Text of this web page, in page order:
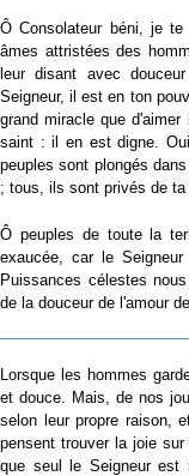
Ô Consolateur béni, je
âmes attristées des
leur disant avec
Seigneur, il est en ton
grand miracle que
saint : il en est digne.
peuples sont plongés
; tous, ils sont privés de ta
Ô peuples de toute la
exaucée, car le
Puissances célestes
de la douceur de l'amour
Lorsque les hommes
et douce. Mais, de nos
selon leur propre raison,
pensent trouver la joie
que seul le Seigneur est